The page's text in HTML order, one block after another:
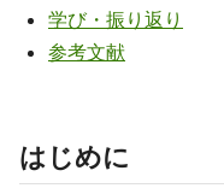
学び・振り返り
参考文献
はじめに